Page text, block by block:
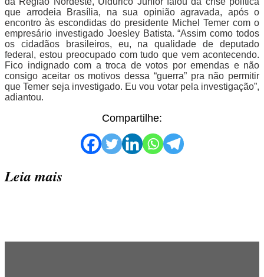
que arrodeia Brasília, na sua opinião agravada, após o
encontro às escondidas do presidente Michel Temer com o
empresário investigado Joesley Batista. “Assim como todos
os cidadãos brasileiros, eu, na qualidade de deputado
federal, estou preocupado com tudo que vem acontecendo.
Fico indignado com a troca de votos por emendas e não
consigo aceitar os motivos dessa “guerra” pra não permitir
que Temer seja investigado. Eu vou votar pela investigação”,
adiantou.
Compartilhe:
Leia mais